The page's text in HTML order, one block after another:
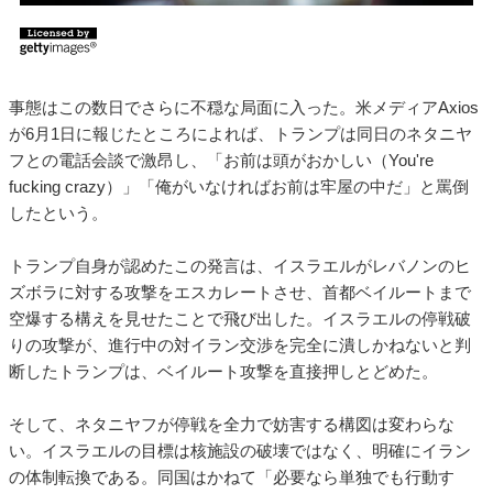
事態はこの数日でさらに不穏な局面に入った。米メディアAxios
が6月1日に報じたところによれば、トランプは同日のネタニヤ
フとの電話会談で激昂し、「お前は頭がおかしい（You're
fucking crazy）」「俺がいなければお前は牢屋の中だ」と罵倒
したという。
トランプ自身が認めたこの発言は、イスラエルがレバノンのヒ
ズボラに対する攻撃をエスカレートさせ、首都ベイルートまで
空爆する構えを見せたことで飛び出した。イスラエルの停戦破
りの攻撃が、進行中の対イラン交渉を完全に潰しかねないと判
断したトランプは、ベイルート攻撃を直接押しとどめた。
そして、ネタニヤフが停戦を全力で妨害する構図は変わらな
い。イスラエルの目標は核施設の破壊ではなく、明確にイラン
の体制転換である。同国はかねて「必要なら単独でも行動す